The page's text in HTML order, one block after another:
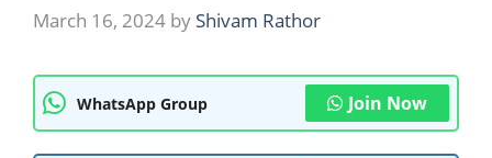
March 16, 2024 by Shivam Rathor
WhatsApp Group Join Now